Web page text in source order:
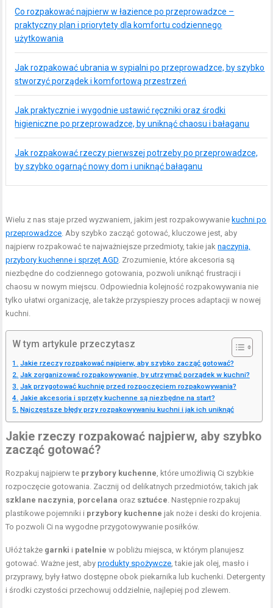
Co rozpakować najpierw w łazience po przeprowadzce –
praktyczny plan i priorytety dla komfortu codziennego
użytkowania
Jak rozpakować ubrania w sypialni po przeprowadzce, by szybko
stworzyć porządek i komfortową przestrzeń
Jak praktycznie i wygodnie ustawić ręczniki oraz środki
higieniczne po przeprowadzce, by uniknąć chaosu i bałaganu
Jak rozpakować rzeczy pierwszej potrzeby po przeprowadzce,
by szybko ogarnąć nowy dom i uniknąć bałaganu
Wielu z nas staje przed wyzwaniem, jakim jest rozpakowywanie kuchni po
przeprowadzce. Aby szybko zacząć gotować, kluczowe jest, aby
najpierw rozpakować te najważniejsze przedmioty, takie jaknaczynia,
przybory kuchenne i sprzęt AGD. Zrozumienie, które akcesoria są
niezbędne do codziennego gotowania, pozwoli uniknąć frustracji i
chaosu w nowym miejscu. Odpowiednia kolejność rozpakowywania nie
tylko ułatwi organizację, ale także przyspieszy proces adaptacji w nowej
kuchni.
W tym artykule przeczytasz
Jakie rzeczy rozpakować najpierw, aby szybko zacząć gotować?
Jak zorganizować rozpakowywanie, by utrzymać porządek w kuchni?
Jak przygotować kuchnię przed rozpoczęciem rozpakowywania?
Jakie akcesoria i sprzęty kuchenne są niezbędne na start?
Najczęstsze błędy przy rozpakowywaniu kuchni i jak ich uniknąć
Jakie rzeczy rozpakować najpierw, aby szybko
zacząć gotować?
Rozpakuj najpierw te przybory kuchenne, które umożliwią Ci szybkie
rozpoczęcie gotowania. Zacznij od delikatnych przedmiotów, takich jak
szklane naczynia, porcelana oraz sztućce. Następnie rozpakuj
plastikowe pojemniki i przybory kuchenne jak noże i deski do krojenia.
To pozwoli Ci na wygodne przygotowywanie posiłków.
Ułóż także garnki i patelnie w pobliżu miejsca, w którym planujesz
gotować. Ważne jest, abyprodukty spożywcze, takie jak olej, masło i
przyprawy, były łatwo dostępne obok piekarnika lub kuchenki. Detergenty
i środki czystości przechowuj oddzielnie, najlepiej pod zlewem.